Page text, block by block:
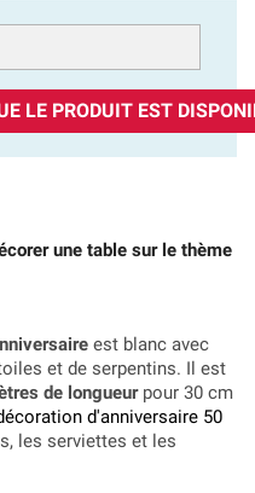
LE PRODUIT EST
une table sur le thème
est blanc avec
et de serpentins. Il est
de longueurpour 30 cm
d'anniversaire 50
les serviettes et les